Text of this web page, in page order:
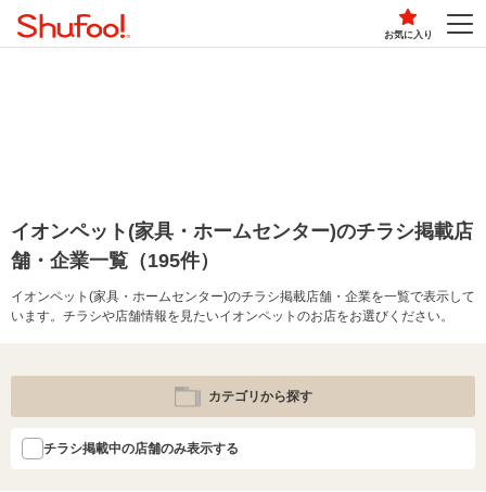
お気に入り
イオンペット(家具・ホームセンター)のチラシ掲載店
舗・企業一覧（195件）
イオンペット(家具・ホームセンター)のチラシ掲載店舗・企業を一覧で表示して
います。チラシや店舗情報を見たいイオンペットのお店をお選びください。
カテゴリから探す
チラシ掲載中の店舗のみ表示する